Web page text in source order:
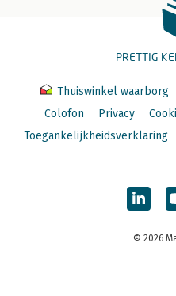
PRETTIG
Thuiswinkel waarborg
Colofon
Privacy
Toegankelijkheidsverklaring
© 2026